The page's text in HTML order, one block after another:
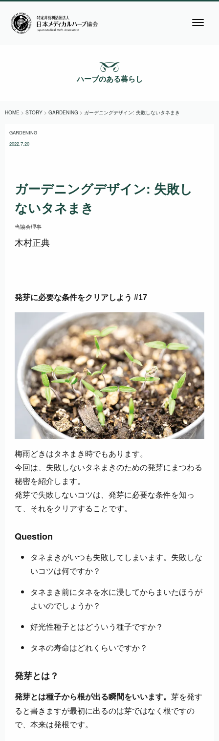
ハーブのある暮らし
HOME > STORY > GARDENING > ガーデニングデザイン: 失敗しないタネまき
GARDENING
2022.7.20
ガーデニングデザイン: 失敗し
ないタネまき
当協会理事
木村正典
発芽に必要な条件をクリアしよう #17
梅雨どきはタネまき時でもあります。
今回は、失敗しないタネまきのための発芽にまつわる
秘密を紹介します。
発芽で失敗しないコツは、発芽に必要な条件を知っ
て、それをクリアすることです。
Question
タネまきがいつも失敗してしまいます。失敗しな
いコツは何ですか？
タネまき前にタネを水に浸してからまいたほうが
よいのでしょうか？
好光性種子とはどういう種子ですか？
タネの寿命はどれくらいですか？
発芽とは？
発芽とは種子から根が出る瞬間をいいます。 芽を発す
ると書きますが最初に出るのは芽ではなく根ですの
で、本来は発根です。